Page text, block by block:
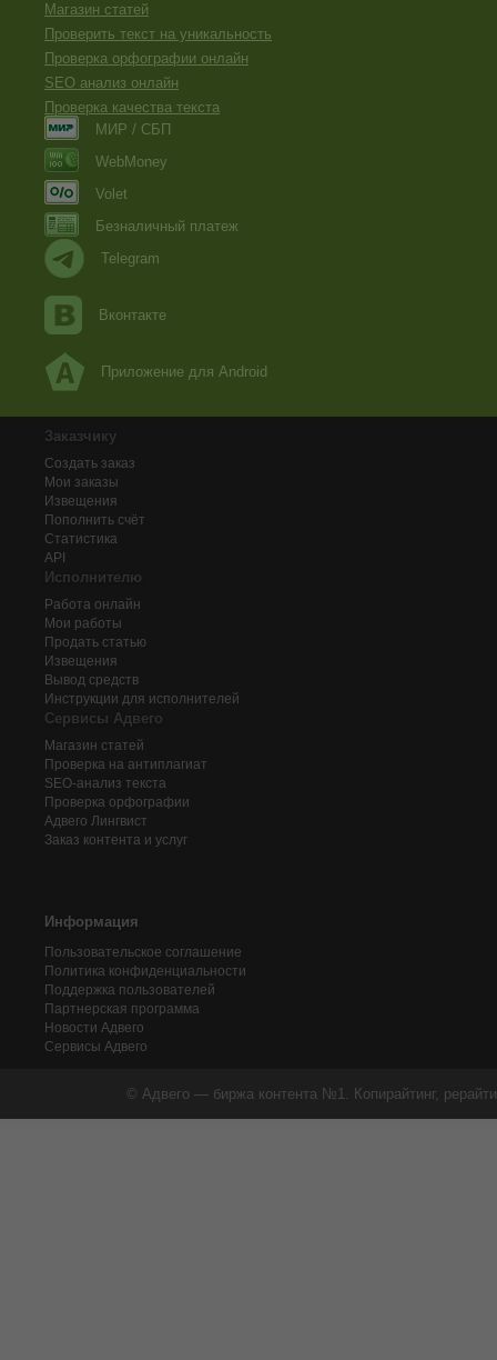
Магазин статей
Проверить текст на уникальность
Проверка орфографии онлайн
SEO анализ онлайн
Проверка качества текста
МИР / СБП
WebMoney
Volet
Безналичный платеж
Telegram
Вконтакте
Приложение для Android
Заказчику
Создать заказ
Мои заказы
Извещения
Пополнить счёт
Статистика
API
Исполнителю
Работа онлайн
Мои работы
Продать статью
Извещения
Вывод средств
Инструкции для исполнителей
Сервисы Адвего
Магазин статей
Проверка на антиплагиат
SEO-анализ текста
Проверка орфографии
Адвего Лингвист
Заказ контента и услуг
Информация
Пользовательское соглашение
Политика конфиденциальности
Поддержка пользователей
Партнерская программа
Новости Адвего
Сервисы Адвего
© Адвего — биржа контента №1. Копирайтинг,